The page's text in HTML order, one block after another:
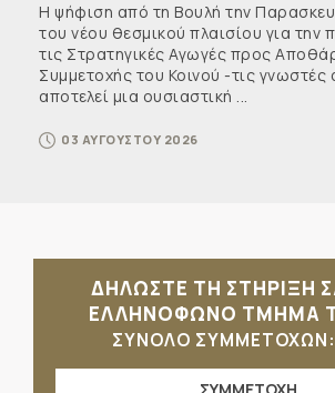
Η ψήφιση από τη Βουλή την
του νέου θεσμικού πλαισίου για την
τις Στρατηγικές Αγωγές προς
Συμμετοχής του Κοινού -τις γνωστές
αποτελεί μια ουσιαστική ...
03 ΑΥΓΟΥΣΤΟΥ 2026
ΔΗΛΩΣΤΕ ΤΗ ΣΤΗΡΙΞΗ
ΕΛΛΗΝΟΦΩΝΟ ΤΜΗΜΑ
ΣΥΝΟΛΟ ΣΥΜΜΕΤΟΧΩΝ: